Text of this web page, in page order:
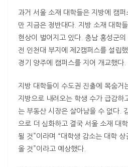
과거 서울 소재 대학들은 지방에 캠퍼
만 지금은 정반대다. 지방 소재 대학
현상이 벌어지고 있다. 충남 홍성군
전 인천대 부지에 제2캠퍼스를 설립
경기 양주에 캠퍼스를 지어 개교했다.
지방 대학들이 수도권 진출에 목숨거
지방으로 내려오는 학생 수가 급감하
는 부동산 시장은 살아남을 수 없다.
으로 더 심화하고 결국 서울 소재 대
될 것”이라며 “대학생 감소는 대학 상
올 것”이라고 예상했다.